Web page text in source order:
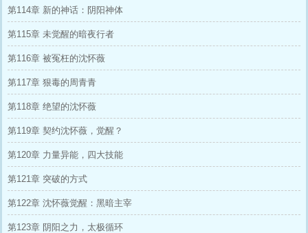
第114章 新的神话：阴阳神体
第115章 未觉醒的暗夜行者
第116章 被冤枉的沈怀薇
第117章 狠毒的周青青
第118章 绝望的沈怀薇
第119章 契约沈怀薇，觉醒？
第120章 力量异能，四大技能
第121章 突破的方式
第122章 沈怀薇觉醒：黑暗主宰
第123章 阴阳之力，太极循环